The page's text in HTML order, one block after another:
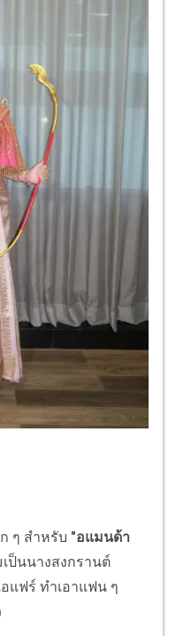
ๆ สำหรับ "อแมนด้า
ป็นนางสงกรานต์
แฟร์ ทำเอาแฟน ๆ